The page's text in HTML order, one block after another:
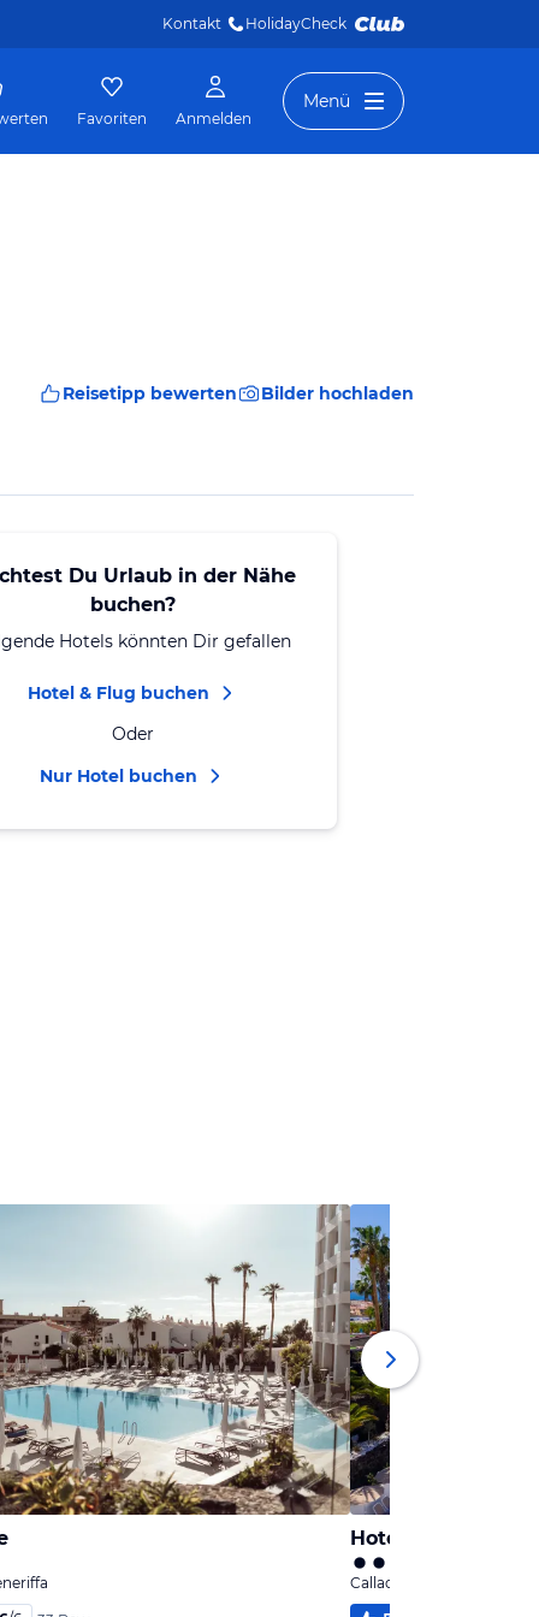
Kontakt HolidayCheck
Favoriten Anmelden
Menü
Reisetipp bewerten Bilder hochladen
Du Urlaub in der Nähe
buchen?
Hotels könnten Dir gefallen
Hotel & Flug buchen
Oder
Nur Hotel buchen
Hotel Tropical
Callao Salvaje, Teneriffa